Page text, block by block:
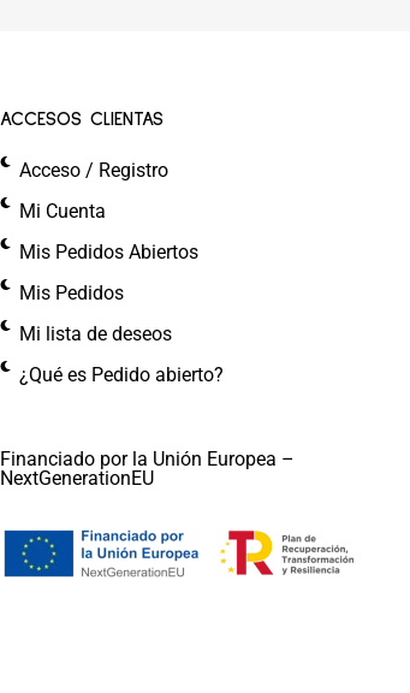
ACCESOS CLIENTAS
Acceso / Registro
Mi Cuenta
Mis Pedidos Abiertos
Mis Pedidos
Mi lista de deseos
¿Qué es Pedido abierto?
Financiado por la Unión Europea –
NextGenerationEU